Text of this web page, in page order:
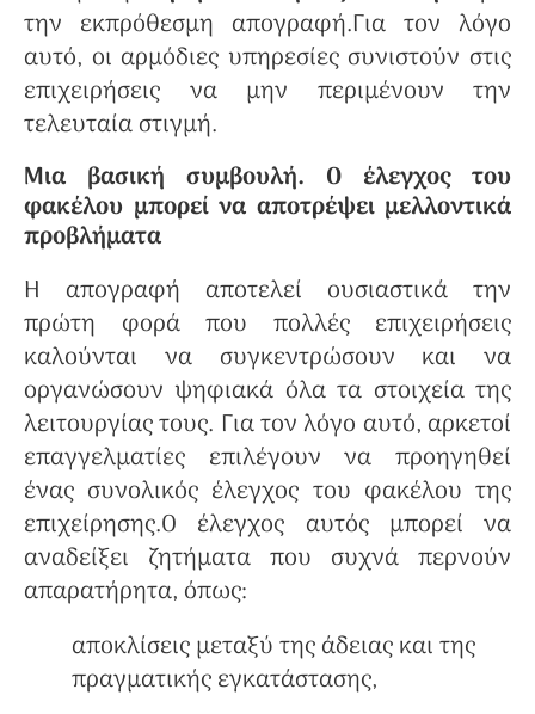
την εκπρόθεσμη απογραφή.Για τον λόγο
αυτό, οι αρμόδιες υπηρεσίες συνιστούν στις
επιχειρήσεις να μην περιμένουν την
τελευταία στιγμή.
Μια βασική συμβουλή. Ο έλεγχος του
φακέλου μπορεί να αποτρέψει μελλοντικά
προβλήματα
Η απογραφή αποτελεί ουσιαστικά την
πρώτη φορά που πολλές επιχειρήσεις
καλούνται να συγκεντρώσουν και να
οργανώσουν ψηφιακά όλα τα στοιχεία της
λειτουργίας τους. Για τον λόγο αυτό, αρκετοί
επαγγελματίες επιλέγουν να προηγηθεί
ένας συνολικός έλεγχος του φακέλου της
επιχείρησης.Ο έλεγχος αυτός μπορεί να
αναδείξει ζητήματα που συχνά περνούν
απαρατήρητα, όπως:
αποκλίσεις μεταξύ της άδειας και της
πραγματικής εγκατάστασης,